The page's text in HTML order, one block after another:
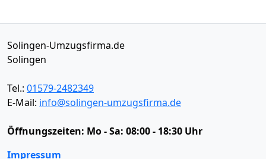
Solingen-Umzugsfirma.de
Solingen
Tel.: 01579-2482349
E-Mail: info@solingen-umzugsfirma.de
Öffnungszeiten: Mo - Sa: 08:00 - 18:30 Uhr
Impressum